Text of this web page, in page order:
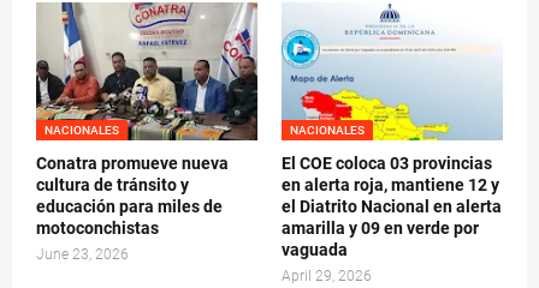
NACIONALES
Conatra promueve nueva
cultura de tránsito y
educación para miles de
motoconchistas
June 23, 2026
NACIONALES
El COE coloca 03 provincias
en alerta roja, mantiene 12 y
el Diatrito Nacional en alerta
amarilla y 09 en verde por
vaguada
April 29, 2026